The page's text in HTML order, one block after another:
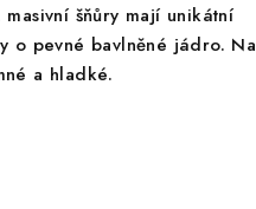
šňůry mají unikátní
o pevné bavlněné jádro. Na
a hladké.